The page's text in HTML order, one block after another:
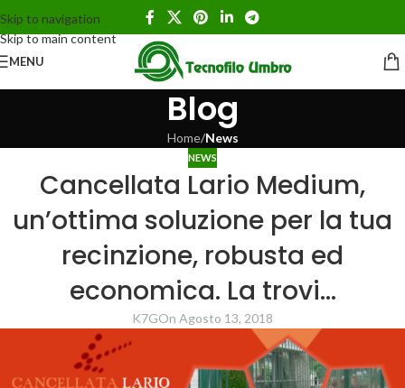
Skip to navigation
Skip to main content
MENU
Blog
Home/News
NEWS
Cancellata Lario Medium,
un’ottima soluzione per la tua
recinzione, robusta ed
economica. La trovi…
K7GOn Agosto 13, 2018